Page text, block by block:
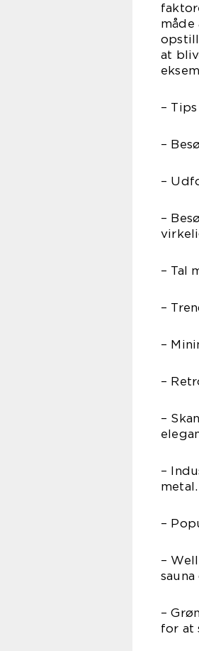
at
–
–
–
–
– Tal
–
–
–
–
–
metal.
–
–
–
for at